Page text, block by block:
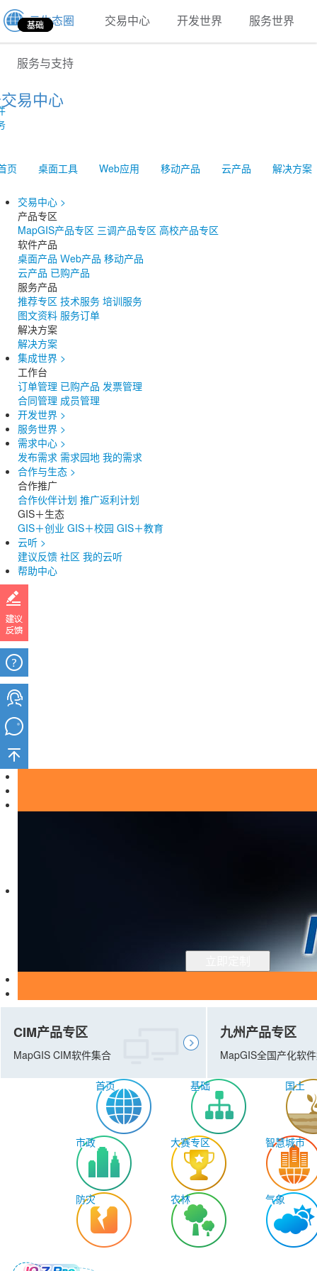
云生态圈 交易中心 开发世界 服务世界
服务与支持
易中心
页 桌面工具 Web应用 移动产品 云产品 解决方案
交易中心 >
产品专区
MapGIS产品专区 三调产品专区 高校产品专区
软件产品
桌面产品 Ｗeb产品 移动产品
云产品 已购产品
服务产品
推荐专区 技术服务 培训服务
图文资料 服务订单
解决方案
解决方案
集成世界 >
工作台
订单管理 已购产品 发票管理
合同管理 成员管理
开发世界 >
服务世界 >
需求中心 >
发布需求 需求园地 我的需求
合作与生态 >
合作推广
合作伙伴计划 推广返利计划
GIS＋生态
GIS＋创业 GIS＋校园 GIS＋教育
云听 >
建议反馈 社区 我的云听
帮助中心
CIM产品专区
MapGIS CIM软件集合
九州产品专区
MapGIS全国产化软
首页 基础 国土
市政 大赛专区 智慧城市
防灾 农林 气象
基础
基础
基础
农林
其他
国土
国土
基础
基础
基础
基础